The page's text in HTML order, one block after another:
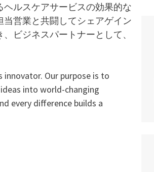
ルスケアサービスの効果的な
営業と共闘してシェアゲイン
ビジネスパートナーとして、
Our purpose is to
into world-changing
every difference builds a